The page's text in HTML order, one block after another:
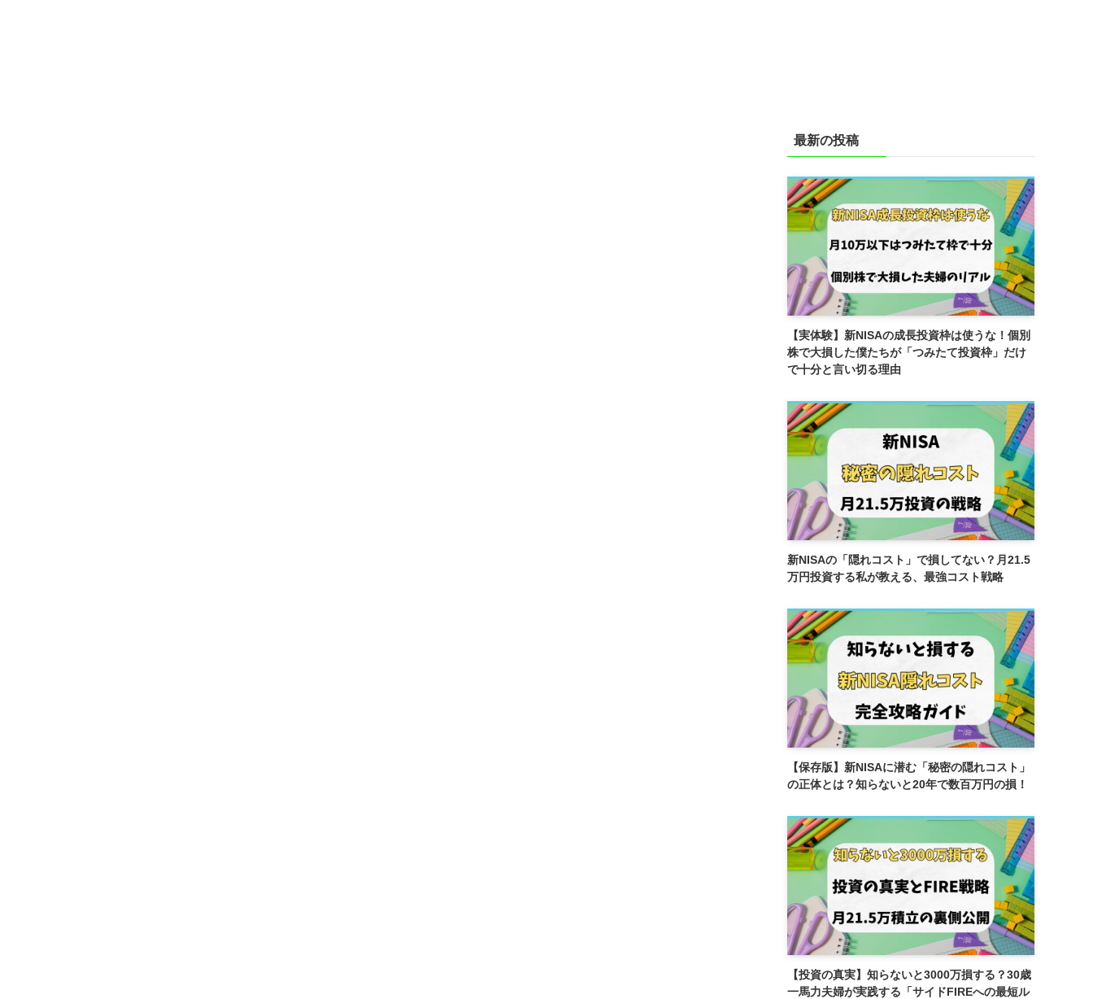
最新の投稿
【実体験】新NISAの成長投資枠は使うな！個別
株で大損した僕たちが「つみたて投資枠」だけ
で十分と言い切る理由
新NISAの「隠れコスト」で損してない？月21.5
万円投資する私が教える、最強コスト戦略
【保存版】新NISAに潜む「秘密の隠れコスト」
の正体とは？知らないと20年で数百万円の損！
【投資の真実】知らないと3000万損する？30歳
一馬力夫婦が実践する「サイドFIREへの最短ル